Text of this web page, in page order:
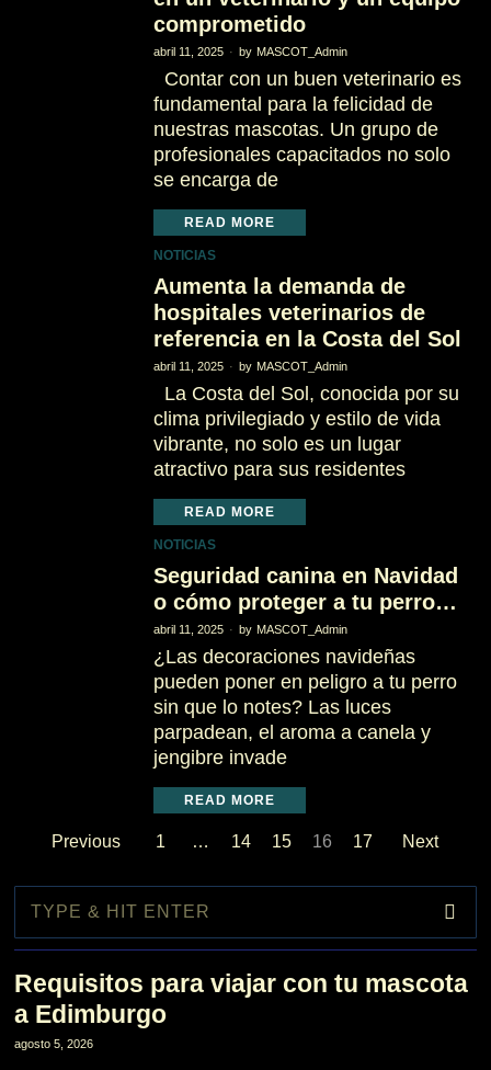
comprometido
abril 11, 2025 by MASCOT_Admin
Contar con un buen veterinario es
fundamental para la felicidad de
nuestras mascotas. Un grupo de
profesionales capacitados no solo
se encarga de
READ MORE
NOTICIAS
Aumenta la demanda de
hospitales veterinarios de
referencia en la Costa del Sol
abril 11, 2025 by MASCOT_Admin
La Costa del Sol, conocida por su
clima privilegiado y estilo de vida
vibrante, no solo es un lugar
atractivo para sus residentes
READ MORE
NOTICIAS
Seguridad canina en Navidad
o cómo proteger a tu perro…
abril 11, 2025 by MASCOT_Admin
¿Las decoraciones navideñas
pueden poner en peligro a tu perro
sin que lo notes? Las luces
parpadean, el aroma a canela y
jengibre invade
READ MORE
Previous 1 … 14 15 16 17 Next
1
Requisitos para viajar con tu mascota
a Edimburgo
agosto 5, 2026